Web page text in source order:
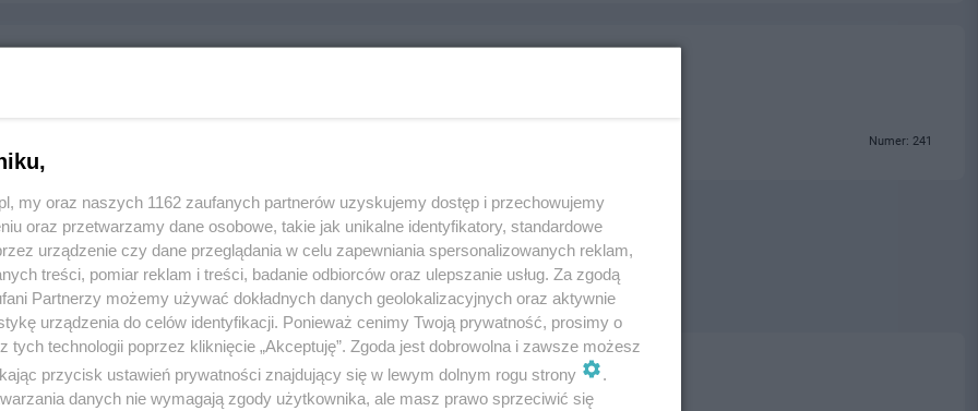
110 Tczew
Numer: 241
Pomorska Fabryka Drożdży
3/4, 83-110 Tczew
my oraz naszych 1162 zaufanych partnerów uzyskujemy dostęp i przechowujemy
oraz przetwarzamy dane osobowe, takie jak unikalne identyfikatory, standardowe
urządzenie czy dane przeglądania w celu zapewniania spersonalizowanych reklam,
treści, pomiar reklam i treści, badanie odbiorców oraz ulepszanie usług. Za zgodą
Partnerzy możemy używać dokładnych danych geolokalizacyjnych oraz aktywnie
urządzenia do celów identyfikacji. Ponieważ cenimy Twoją prywatność, prosimy o
tych technologii poprzez kliknięcie „Akceptuję”. Zgoda jest dobrowolna i zawsze możesz
przycisk ustawień prywatności znajdujący się w lewym dolnym rogu strony
.
danych nie wymagają zgody użytkownika, ale masz prawo sprzeciwić się